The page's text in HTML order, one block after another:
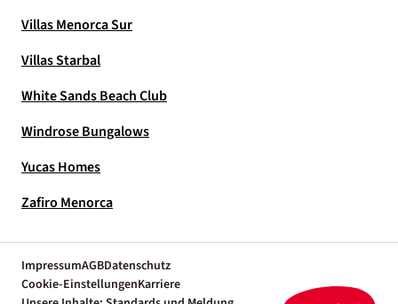
Villas Menorca Sur
Villas Starbal
White Sands Beach Club
Windrose Bungalows
Yucas Homes
Zafiro Menorca
ImpressumAGBDatenschutz
Cookie-EinstellungenKarriere